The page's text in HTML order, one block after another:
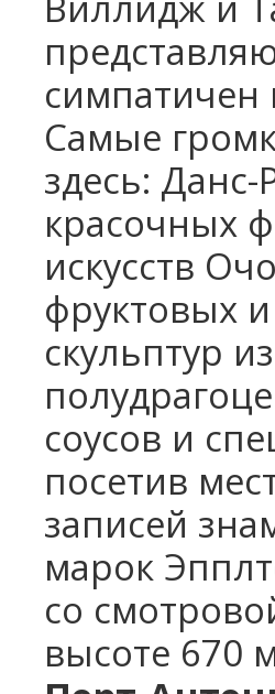
Самые
здесь:
красочных
искусств
фруктовых
скульптур
соусов и
посетив
записей
марок
со
высоте 670